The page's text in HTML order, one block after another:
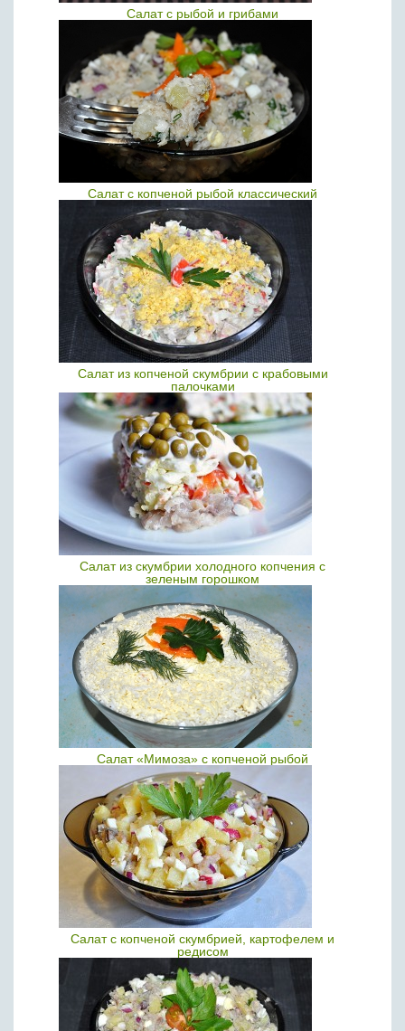
Салат с рыбой и грибами
Салат с копченой рыбой классический
Салат из копченой скумбрии с крабовыми
палочками
Салат из скумбрии холодного копчения с
зеленым горошком
Салат «Мимоза» с копченой рыбой
Салат с копченой скумбрией, картофелем и
редисом